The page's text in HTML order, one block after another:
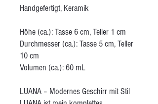
Handgefertigt, Keramik
Höhe (ca.): Tasse 6 cm, Teller 1 cm
Durchmesser (ca.): Tasse 5 cm, Teller
10 cm
Volumen (ca.): 60 mL
LUANA – Modernes Geschirr mit Stil